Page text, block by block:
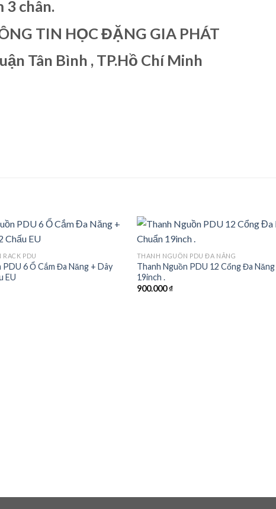
3 chân.
TIN HỌC ĐẶNG GIA PHÁT
Tân Bình , TP.Hồ Chí Minh
PDU
PDU 6 Ổ Cắm Đa Năng + Dây
EU
THANH NGUỒN PDU ĐA NĂNG
Thanh Nguồn PDU 12 Cổng Đa
19inch .
900.000₫